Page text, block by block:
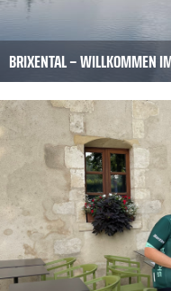
BRIXENTAL – WILLKOMMEN